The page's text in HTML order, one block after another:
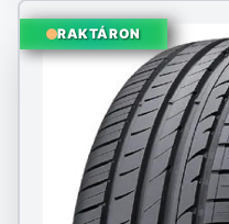
RAKTÁRON